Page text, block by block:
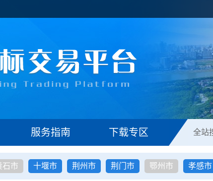
服务指南 下载专区 全站
石市 十堰市 荆州市 荆门市 鄂州市 孝感市